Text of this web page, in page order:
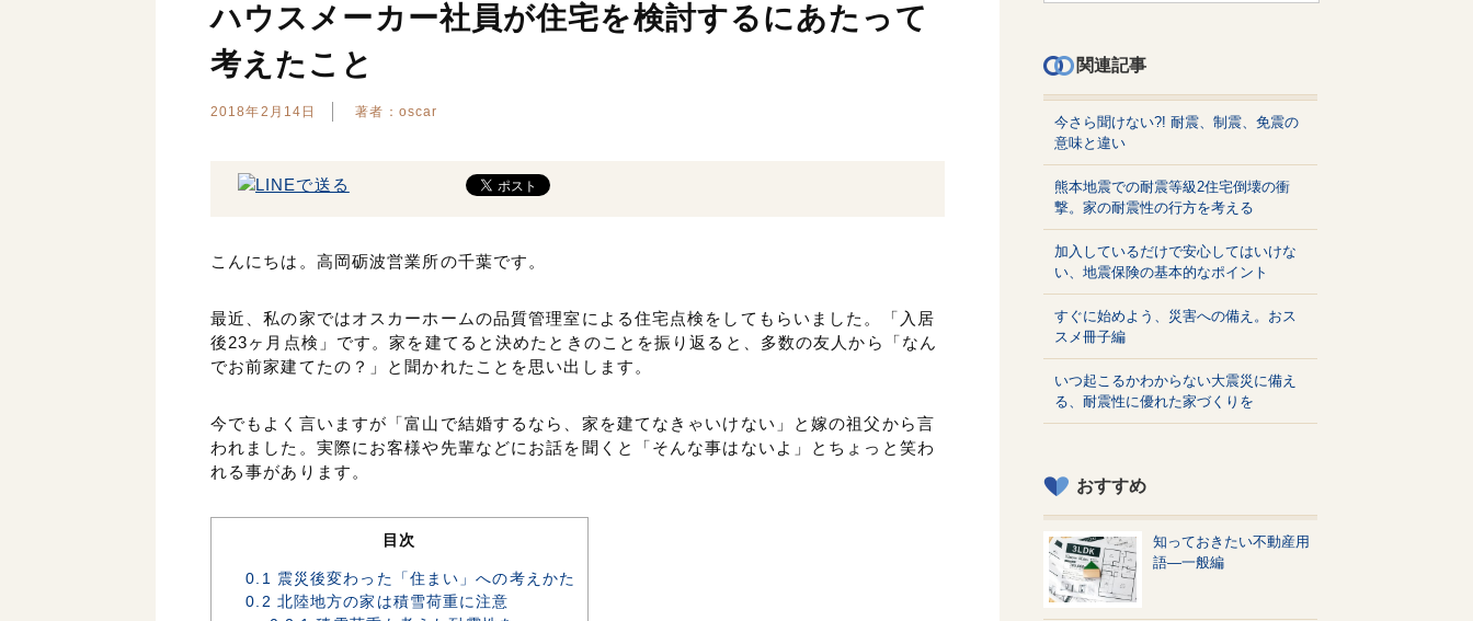
ハウスメーカー社員が住宅を検討するにあたって
考えたこと
2018年2月14日 著者：oscar
こんにちは。高岡砺波営業所の千葉です。
最近、私の家ではオスカーホームの品質管理室による住宅点検をしてもらいました。「入居
後23ヶ月点検」です。家を建てると決めたときのことを振り返ると、多数の友人から「なん
でお前家建てたの？」と聞かれたことを思い出します。
今でもよく言いますが「富山で結婚するなら、家を建てなきゃいけない」と嫁の祖父から言
われました。実際にお客様や先輩などにお話を聞くと「そんな事はないよ」とちょっと笑わ
れる事があります。
目次
0.1 震災後変わった「住まい」への考えかた
0.2 北陸地方の家は積雪荷重に注意
関連記事
今さら聞けない?! 耐震、制震、免震の
意味と違い
熊本地震での耐震等級2住宅倒壊の衝
撃。家の耐震性の行方を考える
加入しているだけで安心してはいけな
い、地震保険の基本的なポイント
すぐに始めよう、災害への備え。おス
スメ冊子編
いつ起こるかわからない大震災に備え
る、耐震性に優れた家づくりを
おすすめ
知っておきたい不動産用
語—一般編